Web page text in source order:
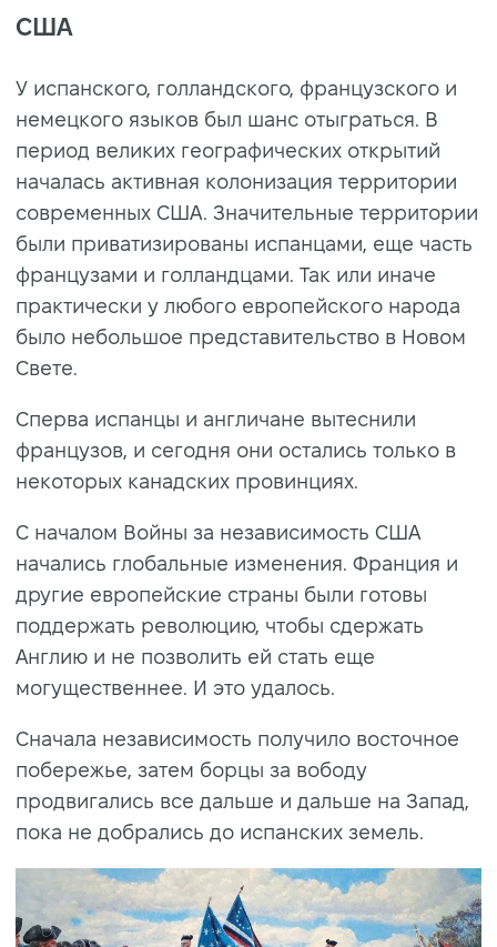
США
У испанского, голландского, французского и
немецкого языков был шанс отыграться. В
период великих географических открытий
началась активная колонизация территории
современных США. Значительные территории
были приватизированы испанцами, еще часть
французами и голландцами. Так или иначе
практически у любого европейского народа
было небольшое представительство в Новом
Свете.
Сперва испанцы и англичане вытеснили
французов, и сегодня они остались только в
некоторых канадских провинциях.
С началом Войны за независимость США
начались глобальные изменения. Франция и
другие европейские страны были готовы
поддержать революцию, чтобы сдержать
Англию и не позволить ей стать еще
могущественнее. И это удалось.
Сначала независимость получило восточное
побережье, затем борцы за вободу
продвигались все дальше и дальше на Запад,
пока не добрались до испанских земель.